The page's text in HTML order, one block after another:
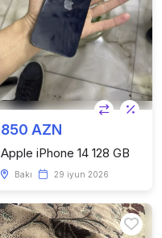
850 AZN
Apple iPhone 14 128 GB
Bakı 29 iyun 2026